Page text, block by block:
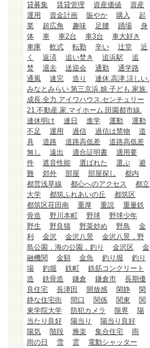
貸募集
賃貸管理 資産価値
資産
運用
資金計画 賑やか 購入
起
業
超広角 趣味 足腰 踊場
身
体
車 車2台 車3台
車大好き
車庫
軟式 転勤 辛い 辻堂
近
く
返済 追い焚き 追浜駅
追
焚
退去 送迎会 通勤
通学路
通風
速完 造り
連休.高津.涼しい.
みなとみらい.第三京浜.娘.子ども.家族.
成長.全力.アイワハウス.センチュリー
21.不動産.家.マイホーム.田園都市線.
連休明け
連日 進学 運動
運動
不足
運用 過信 過信は禁物
道
具
道路 道路高低差
道路高低差
無し
遠出 適合証明書
適用要
件
遮音性能 選ばれた 選ぶ
避
難
郊外 部屋 部屋探し
都内
都営浅草線
都心へのアクセス
都立
大学
都筑ふれあいの丘
都筑区
都筑区荏田南
重厚 重説
重量鉄
骨造
野川本町 野球
野球少年
野生
野良猫 野菜炒め 野鳥
金
利
金沢 金沢八景
金沢八景，野
島公園，海の公園，釣り
金沢区
金
融機関
金額 金魚 釣り堀
釣り
場
釣堀 鉄町
鉄筋コンクリート
造
鉄骨造 鎌倉 鎌倉市
長期優
良住宅
長津田 開放感 閑静
閑
静な住宅街
間口 関係 関東
関
東学院大学
防犯カメラ 限界
陽
当たり良好
陽当り
陽当り良好
陽気
階段 雅楽 集合住宅
雨
雨の日
雪 雲
電動シャッター